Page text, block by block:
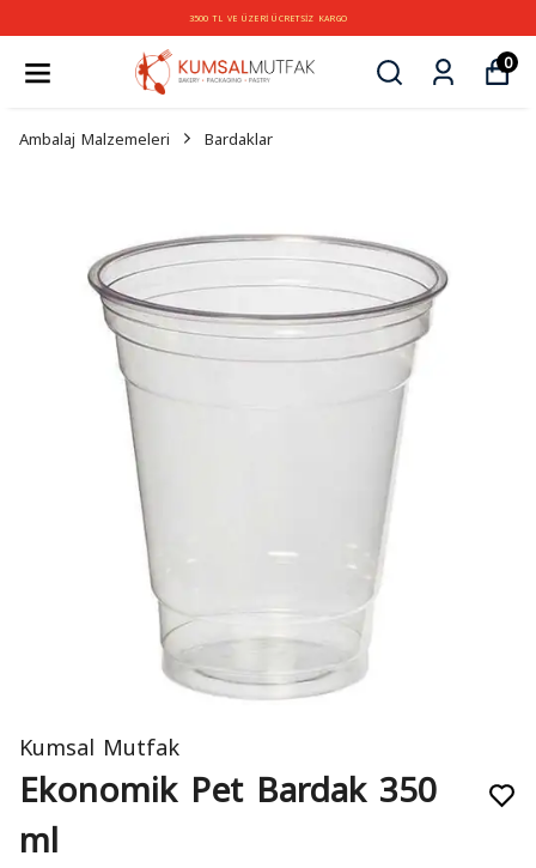
3500 TL VE ÜZERİ ÜCRETSİZ KARGO
0
Ambalaj Malzemeleri Bardaklar
Kumsal Mutfak
Ekonomik Pet Bardak 350
ml